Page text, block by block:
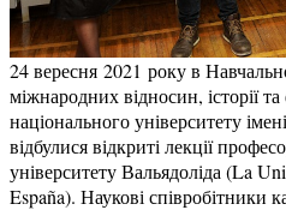
24 вересня 2021 року в
міжнародних відносин, історії
національного університету
відбулися відкриті лекції
університету Вальядоліда (La
España). Наукові співробітники